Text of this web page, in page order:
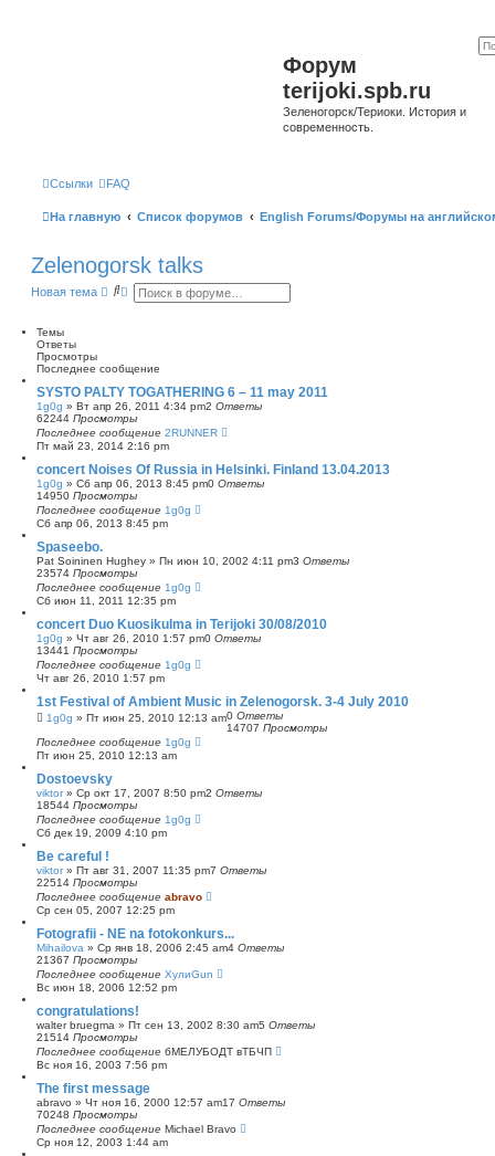
Форум
terijoki.spb.ru
Зеленогорск/Териоки. История и
современность.
Ссылки FAQ
На главную Список форумов English Forums/Форумы на
Zelenogorsk talks
Новая тема
П Р
е
н
ы
й
п
о
с
к
Темы
Ответы
Просмотры
Последнее сообщение
SYSTO PALTY TOGATHERING 6 – 11 may 2011
1g0g » Вт апр 26, 2011 4:34 pm2 Ответы
62244 Просмотры
Последнее сообщение 2RUNNER
Пт май 23, 2014 2:16 pm
concert Noises Of Russia in Helsinki. Finland 13.04.2013
1g0g » Сб апр 06, 2013 8:45 pm0 Ответы
14950 Просмотры
Последнее сообщение 1g0g
Сб апр 06, 2013 8:45 pm
Spaseebo.
Pat Soininen Hughey » Пн июн 10, 2002 4:11 pm3 Ответы
23574 Просмотры
Последнее сообщение 1g0g
Сб июн 11, 2011 12:35 pm
concert Duo Kuosikulma in Terijoki 30/08/2010
1g0g » Чт авг 26, 2010 1:57 pm0 Ответы
13441 Просмотры
Последнее сообщение 1g0g
Чт авг 26, 2010 1:57 pm
1st Festival of Ambient Music in Zelenogorsk. 3-4 July 2010
1g0g » Пт июн 25, 2010 12:13 am0 Ответы
14707 Просмотры
Последнее сообщение 1g0g
Пт июн 25, 2010 12:13 am
Dostoevsky
viktor» Ср окт 17, 2007 8:50 pm2 Ответы
18544 Просмотры
Последнее сообщение 1g0g
Сб дек 19, 2009 4:10 pm
Be careful !
viktor» Пт авг 31, 2007 11:35 pm7 Ответы
22514 Просмотры
Последнее сообщение abravo
Ср сен 05, 2007 12:25 pm
Fotografii - NE na fotokonkurs...
Mihailova » Ср янв 18, 2006 2:45 am4 Ответы
21367 Просмотры
Последнее сообщение ХулиGun
Вс июн 18, 2006 12:52 pm
congratulations!
walter bruegma » Пт сен 13, 2002 8:30 am5 Ответы
21514 Просмотры
Последнее сообщение бМЕЛУБОДТ вТБЧП
Вс ноя 16, 2003 7:56 pm
The first message
abravo » Чт ноя 16, 2000 12:57 am17 Ответы
70248 Просмотры
Последнее сообщение Michael Bravo
Ср ноя 12, 2003 1:44 am